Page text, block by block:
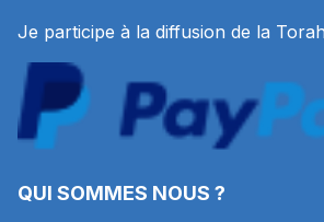
Je participe à la diffusion de la
QUI SOMMES NOUS ?